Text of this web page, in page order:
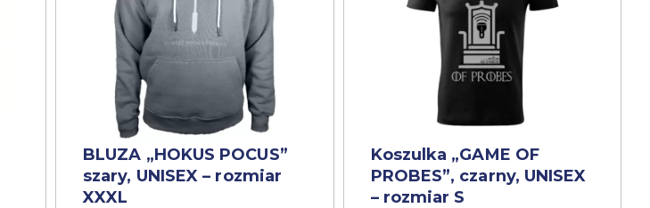
BLUZA „HOKUS POCUS”
szary, UNISEX – rozmiar
XXXL
Koszulka „GAME OF
PROBES”, czarny, UNISEX
– rozmiar S